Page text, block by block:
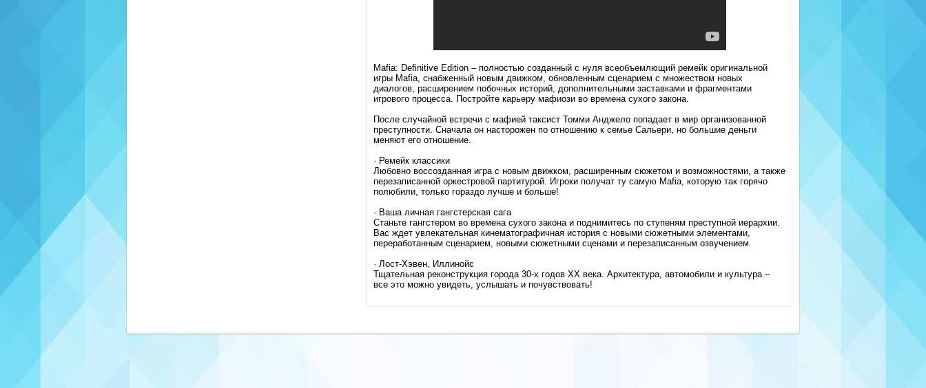
Mafia: Definitive Edition – полностью созданный с нуля всеобъемлющий ремейк оригинальной
игры Mafia, снабженный новым движком, обновленным сценарием с множеством новых
диалогов, расширением побочных историй, дополнительными заставками и фрагментами
игрового процесса. Постройте карьеру мафиози во времена сухого закона.
После случайной встречи с мафией таксист Томми Анджело попадает в мир организованной
преступности. Сначала он насторожен по отношению к семье Сальери, но большие деньги
меняют его отношение.
· Ремейк классики
Любовно воссозданная игра с новым движком, расширенным сюжетом и возможностями, а также
перезаписанной оркестровой партитурой. Игроки получат ту самую Mafia, которую так горячо
полюбили, только гораздо лучше и больше!
· Ваша личная гангстерская сага
Станьте гангстером во времена сухого закона и поднимитесь по ступеням преступной иерархии.
Вас ждет увлекательная кинематографичная история с новыми сюжетными элементами,
переработанным сценарием, новыми сюжетными сценами и перезаписанным озвучением.
· Лост-Хэвен, Иллинойс
Тщательная реконструкция города 30-х годов XX века. Архитектура, автомобили и культура –
все это можно увидеть, услышать и почувствовать!